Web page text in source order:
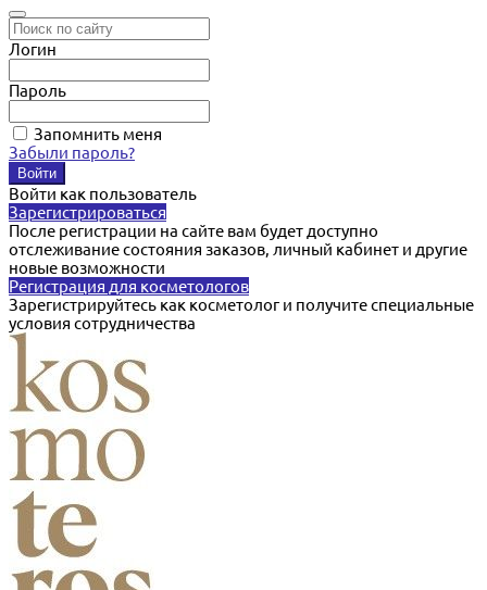
Логин
Пароль
Запомнить меня
Забыли пароль?
Войти как пользователь
Зарегистрироваться
После регистрации на сайте вам будет доступно
отслеживание состояния заказов, личный кабинет и другие
новые возможности
Регистрация для косметологов
Зарегистрируйтесь как косметолог и получите специальные
условия сотрудничества